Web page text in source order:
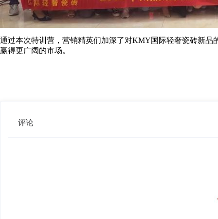
通过本次特训营，营销精英们加深了对KMY国际轻奢瓷砖新
赢得更广阔的市场。
评论